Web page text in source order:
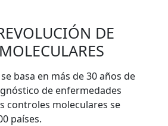
DE
basa en más de 30 años de
de enfermedades
controles moleculares se
países.